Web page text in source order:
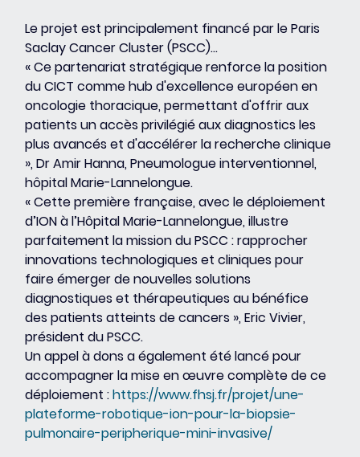
Le projet est principalement financé par le Paris
Saclay Cancer Cluster (PSCC)...
« Ce partenariat stratégique renforce la position
du CICT comme hub d'excellence européen en
oncologie thoracique, permettant d'offrir aux
patients un accès privilégié aux diagnostics les
plus avancés et d'accélérer la recherche clinique
», Dr Amir Hanna, Pneumologue interventionnel,
hôpital Marie-Lannelongue.
« Cette première française, avec le déploiement
d’ION à l’Hôpital Marie-Lannelongue, illustre
parfaitement la mission du PSCC : rapprocher
innovations technologiques et cliniques pour
faire émerger de nouvelles solutions
diagnostiques et thérapeutiques au bénéfice
des patients atteints de cancers », Eric Vivier,
président du PSCC.
Un appel à dons a également été lancé pour
accompagner la mise en œuvre complète de ce
déploiement : https://www.fhsj.fr/projet/une-
plateforme-robotique-ion-pour-la-biopsie-
pulmonaire-peripherique-mini-invasive/